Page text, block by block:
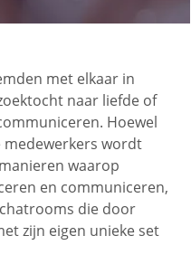
met elkaar in
naar liefde of
Hoewel
wordt
waarop
en communiceren,
die door
zijn eigen unieke set